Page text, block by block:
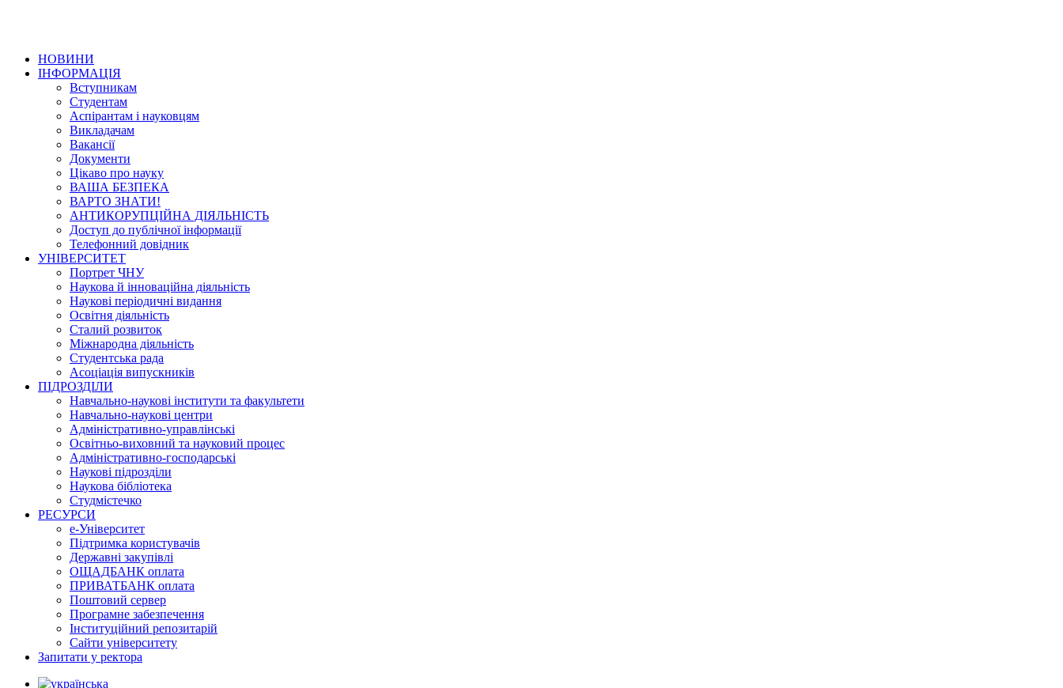
НОВИНИ
ІНФОРМАЦІЯ
Вступникам
Студентам
Аспірантам і науковцям
Викладачам
Вакансії
Документи
Цікаво про науку
ВАША БЕЗПЕКА
ВАРТО ЗНАТИ!
АНТИКОРУПЦІЙНА ДІЯЛЬНІСТЬ
Доступ до публічної інформації
Телефонний довідник
УНІВЕРСИТЕТ
Портрет ЧНУ
Наукова й інноваційна діяльність
Наукові періодичні видання
Освітня діяльність
Сталий розвиток
Міжнародна діяльність
Студентська рада
Асоціація випускників
ПІДРОЗДІЛИ
Навчально-наукові інститути та факультети
Навчально-наукові центри
Адміністративно-управлінські
Освітньо-виховний та науковий процес
Адміністративно-господарські
Наукові підрозділи
Наукова бібліотека
Студмістечко
РЕСУРСИ
е-Університет
Підтримка користувачів
Державні закупівлі
ОЩАДБАНК оплата
ПРИВАТБАНК оплата
Поштовий сервер
Програмне забезпечення
Інституційний репозитарій
Сайти університету
Запитати у ректора